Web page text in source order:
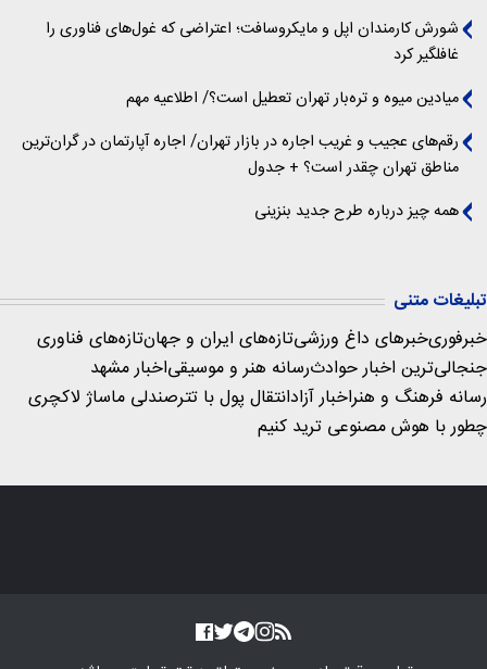
شورش کارمندان اپل و مایکروسافت؛ اعتراضی که غول‌های فناوری را
غافلگیر کرد
میادین میوه و تره‌بار تهران تعطیل است؟/ اطلاعیه مهم
رقم‌های عجیب و غریب اجاره در بازار تهران/ اجاره آپارتمان در گران‌ترین
مناطق تهران چقدر است؟ + جدول
همه چیز درباره طرح جدید بنزینی
تبلیغات متنی
خبرفوریخبرهای داغ ورزشیتازه‌های ایران و جهانتازه‌های فناوری
جنجالی‌ترین اخبار حوادثرسانه هنر و موسیقیاخبار مشهد
رسانه فرهنگ و هنراخبار آزادانتقال پول با تترصندلی ماساژ لاکچری
چطور با هوش مصنوعی ترید کنیم